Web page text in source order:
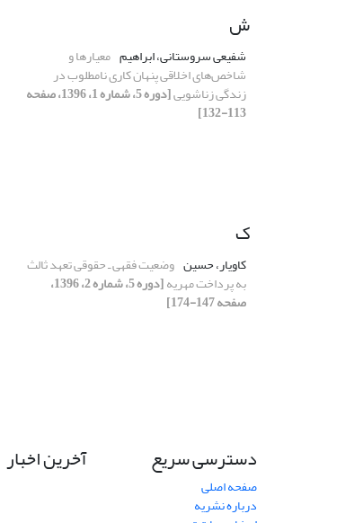
ش
شفیعی سروستانی، ابراهیم معیارها و
شاخص‌های اخلاقی پنهان کاری نامطلوب در
زندگی زناشویی [دوره 5، شماره 1، 1396، صفحه
113-132]
ک
کاویار، حسین وضعیت فقهی ـ حقوقی تعهد ثالث
به پرداخت مهریه [دوره 5، شماره 2، 1396،
صفحه 147-174]
دسترسی سریع
صفحه اصلی
درباره نشریه
آخرین اخبار